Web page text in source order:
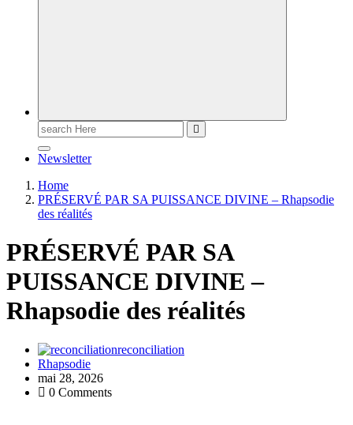
Newsletter
Home
PRÉSERVÉ PAR SA PUISSANCE DIVINE – Rhapsodie
des réalités
PRÉSERVÉ PAR SA
PUISSANCE DIVINE –
Rhapsodie des réalités
reconciliation
Rhapsodie
mai 28, 2026
0 Comments